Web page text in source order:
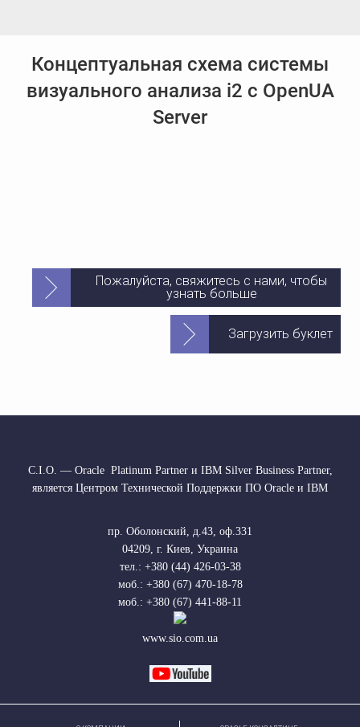
Концептуальная схема системы
визуального анализа i2 с OpenUA
Server
Пожалуйста, свяжитесь с нами, чтобы
узнать больше
Загрузить буклет
С.І.О. — Oracle Platinum Partner и IBM Silver Business Partner,
является Центром Технической Поддержки ПО Oracle и IBM
пр. Оболонский, д.43, оф.331
04209 г. Киев, Украина
тел.: +380 (44) 426-03-38
моб.: +380 (67) 470-18-78
моб.: +380 (67) 441-88-11
www.sio.com.ua